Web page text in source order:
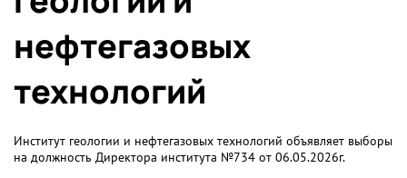
нефтегазовых
технологий
Институт геологии и нефтегазовых технологий объявляет выборы
на должность Директора института №734 от 06.05.2026г.